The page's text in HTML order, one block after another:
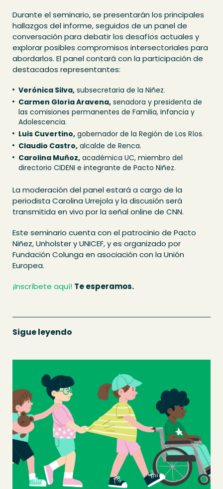
Durante el seminario, se presentarán los principales
hallazgos del informe, seguidos de un panel de
conversación para debatir los desafíos actuales y
explorar posibles compromisos intersectoriales para
abordarlos. El panel contará con la participación de
destacados representantes:
Verónica Silva, subsecretaria de la Niñez.
Carmen Gloria Aravena, senadora y presidenta de
las comisiones permanentes de Familia, Infancia y
Adolescencia.
Luis Cuvertino, gobernador de la Región de Los Ríos.
Claudio Castro, alcalde de Renca.
Carolina Muñoz, académica UC, miembro del
directorio CIDENI e integrante de Pacto Niñez.
La moderación del panel estará a cargo de la
periodista Carolina Urrejola y la discusión será
transmitida en vivo por la señal online de CNN.
Este seminario cuenta con el patrocinio de Pacto
Niñez, Unholster y UNICEF, y es organizado por
Fundación Colunga en asociación con la Unión
Europea.
¡Inscríbete aquí! Te esperamos.
Sigue leyendo